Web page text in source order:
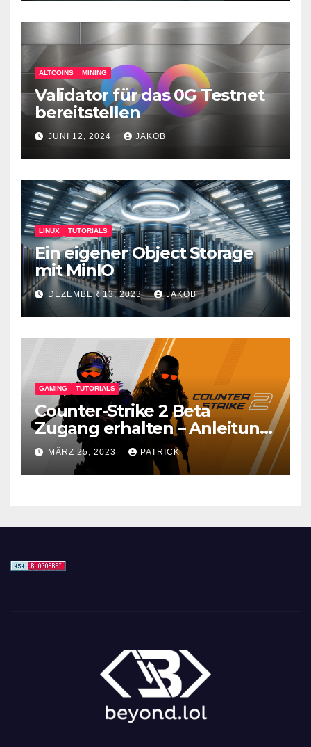
ALTCOINS MINING
Validator für das 0G Testnet
bereitstellen
JUNI 12, 2024 JAKOB
LINUX TUTORIALS
Ein eigener Object Storage
mit MinIO
DEZEMBER 13, 2023 JAKOB
GAMING TUTORIALS
Counter-Strike 2 Beta
Zugang erhalten – Anleitung
für den CS GO Nachfolger
MÄRZ 25, 2023 PATRICK